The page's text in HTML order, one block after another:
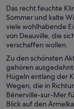
Das recht feuchte
Sommer und kalte
viele wohlhabende
von Deauville, die
verschaffen wollen.
Zu den schönsten
gehören
Hügeln entlang der
Wegen, die in
Bénerville-sur-Mer
Blick auf den